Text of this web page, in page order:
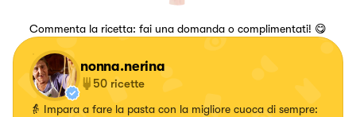
Commenta la ricetta: fai una domanda o complimentati! 😋
nonna.nerina
50 ricette
👵 Impara a fare la pasta con la migliore cuoca di sempre: